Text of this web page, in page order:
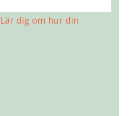
Lär dig om hur din